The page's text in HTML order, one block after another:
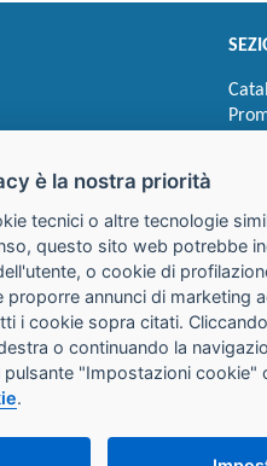
220/A 25085 Gavardo (BS)
PEC:
è la nostra priorità
tecnici o altre tecnologie
questo sito web potrebbe
o cookie di
annunci di marketing
i cookie sopra citati.
o continuando la
"Impostazioni
.